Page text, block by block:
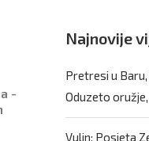
-
Najnovije
Pretresi u
Oduzeto
Vulin: Posjeta